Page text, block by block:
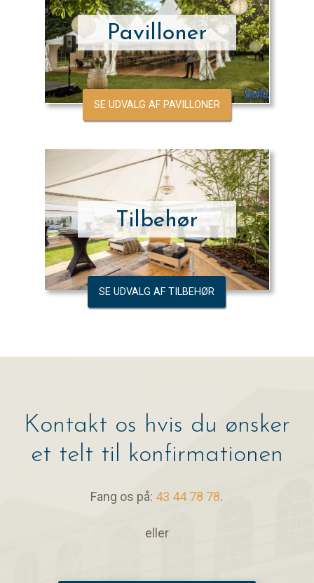
Pavilloner
SE UDVALG AF PAVILLONER
Tilbehør
SE UDVALG AF TILBEHØR
Kontakt os hvis du ønsker
et telt til konfirmationen
Fang os på: 43 44 78 78.
eller